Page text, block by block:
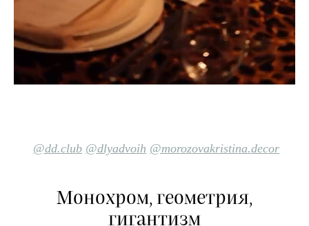
@dd.club @dlyadvoih @morozovakristina.decor
Монохром, геометрия,
гигантизм